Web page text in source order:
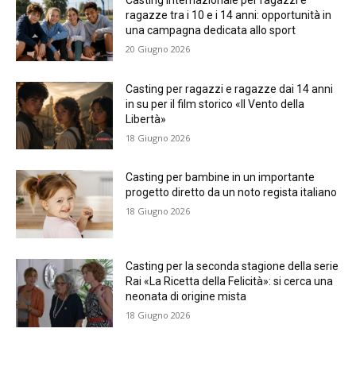
ragazze tra i 10 e i 14 anni: opportunità in
una campagna dedicata allo sport
20 Giugno 2026
Casting per ragazzi e ragazze dai 14 anni
in su per il film storico «Il Vento della
Libertà»
18 Giugno 2026
Casting per bambine in un importante
progetto diretto da un noto regista italiano
18 Giugno 2026
Casting per la seconda stagione della serie
Rai «La Ricetta della Felicità»: si cerca una
neonata di origine mista
18 Giugno 2026